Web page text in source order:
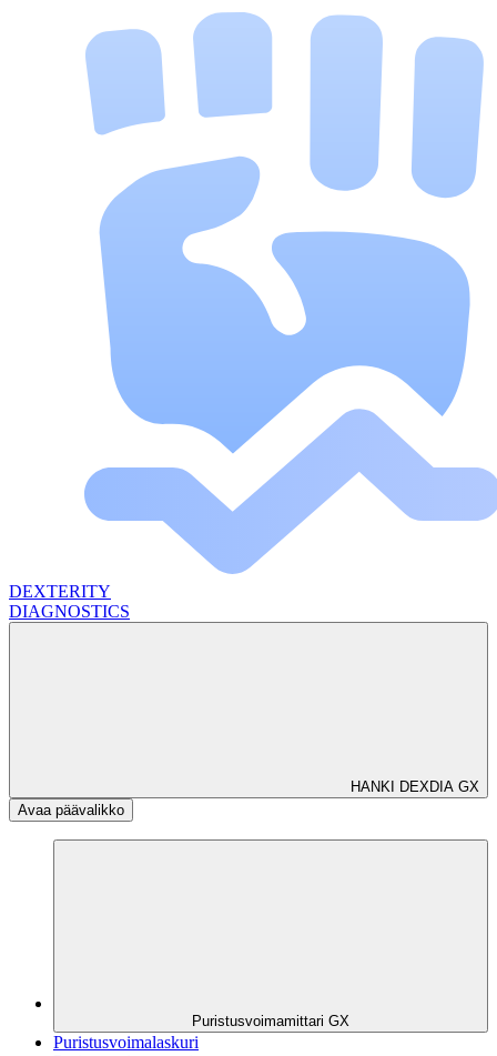
DEXTERITY
DIAGNOSTICS
HANKI DEXDIA GX
Avaa päävalikko
Puristusvoimamittari GX
Puristusvoimalaskuri